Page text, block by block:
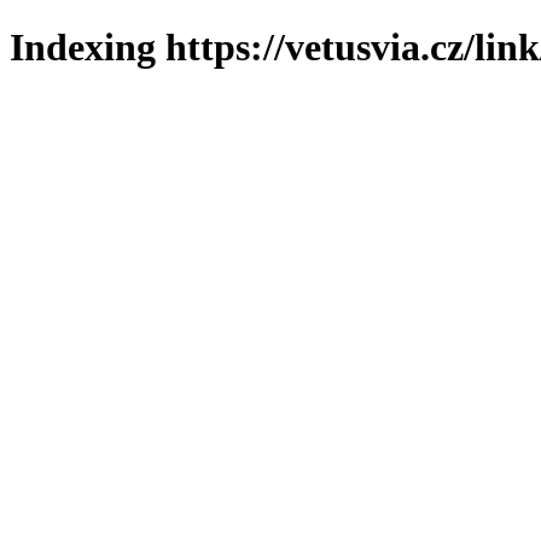
Indexing https://vetusvia.cz/